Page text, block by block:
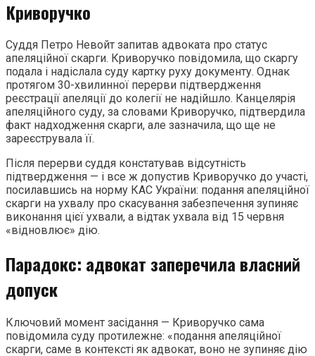
Криворучко
Суддя Петро Невойт запитав адвоката про статус
апеляційної скарги. Криворучко повідомила, що скаргу
подала і надіслала суду картку руху документу. Однак
протягом 30-хвилинної перерви підтвердження
реєстрації апеляції до колегії не надійшло. Канцелярія
апеляційного суду, за словами Криворучко, підтвердила
факт надходження скарги, але зазначила, що ще не
зареєструвала її.
Після перерви суддя констатував відсутність
підтвердження — і все ж допустив Криворучко до участі,
посилавшись на норму КАС України: подання апеляційної
скарги на ухвалу про скасування забезпечення зупиняє
виконання цієї ухвали, а відтак ухвала від 15 червня
«відновлює» дію.
Парадокс: адвокат заперечила власний
допуск
Ключовий момент засідання — Криворучко сама
повідомила суду протилежне: «подання апеляційної
скарги, саме в контексті як адвокат, воно не зупиняє дію